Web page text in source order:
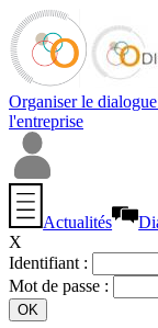
Organiser le
l'entreprise
Actualités
X
Identifiant :
Mot de passe :